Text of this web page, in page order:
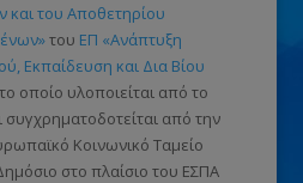
και του Αποθετηρίου
του ΕΠ «Ανάπτυξη
Εκπαίδευση και Δια Βίου
οποίο υλοποιείται από το
συγχρηματοδοτείται από την
Κοινωνικό Ταμείο
στο πλαίσιο του ΕΣΠΑ